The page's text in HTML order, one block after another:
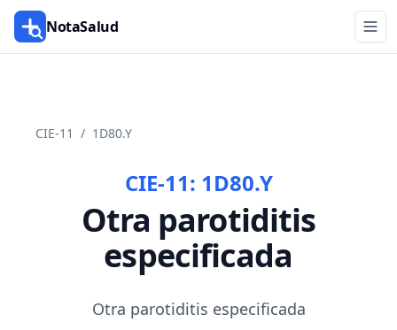
NotaSalud
CIE-11 / 1D80.Y
CIE-11: 1D80.Y
Otra parotiditis
especificada
Otra parotiditis especificada